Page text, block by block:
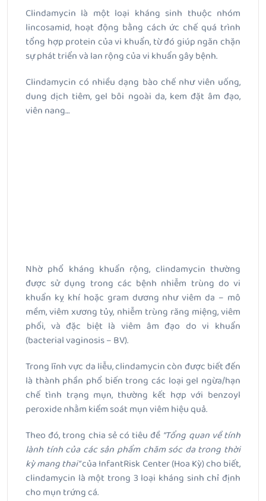
Clindamycin là một loại kháng sinh thuộc nhóm
lincosamid, hoạt động bằng cách ức chế quá trình
tổng hợp protein của vi khuẩn, từ đó giúp ngăn chặn
sự phát triển và lan rộng của vi khuẩn gây bệnh.
Clindamycin có nhiều dạng bào chế như viên uống,
dung dịch tiêm, gel bôi ngoài da, kem đặt âm đạo,
viên nang…
Nhờ phổ kháng khuẩn rộng, clindamycin thường
được sử dụng trong các bệnh nhiễm trùng do vi
khuẩn kỵ khí hoặc gram dương như viêm da – mô
mềm, viêm xương tủy, nhiễm trùng răng miệng, viêm
phổi, và đặc biệt là viêm âm đạo do vi khuẩn
(bacterial vaginosis – BV).
Trong lĩnh vực da liễu, clindamycin còn được biết đến
là thành phần phổ biến trong các loại gel ngừa/hạn
chế tình trạng mụn, thường kết hợp với benzoyl
peroxide nhằm kiểm soát mụn viêm hiệu quả.
Theo đó, trong chia sẻ có tiêu đề “Tổng quan về tính
lành tính của các sản phẩm chăm sóc da trong thời
kỳ mang thai”của InfantRisk Center (Hoa Kỳ) cho biết,
clindamycin là một trong 3 loại kháng sinh chỉ định
cho mụn trứng cá.